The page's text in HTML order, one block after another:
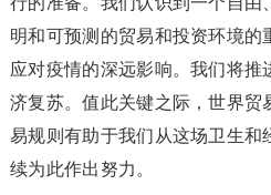
明和可预测的贸易和投资环境的
应对疫情的深远影响。我们将
济复苏。值此关键之际，世界贸
易规则有助于我们从这场卫生和
续为此作出努力。